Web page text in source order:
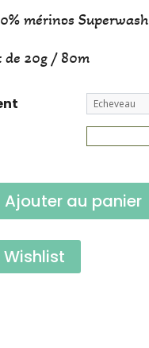
mérinos Superwash
de 20g / 80m
Ajouter au panier